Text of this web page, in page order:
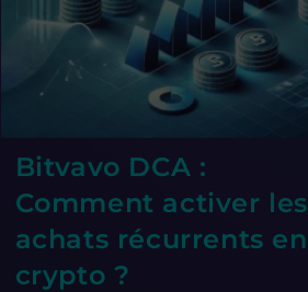
Bitvavo DCA :
Comment activer les
achats récurrents en
crypto ?